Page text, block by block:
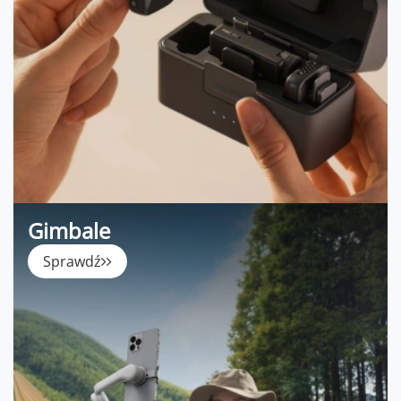
Gimbale
Sprawdź